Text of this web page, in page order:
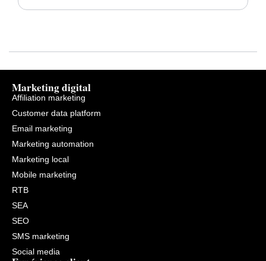
Marketing digital
Affiliation marketing
Customer data platform
Email marketing
Marketing automation
Marketing local
Mobile marketing
RTB
SEA
SEO
SMS marketing
Social media